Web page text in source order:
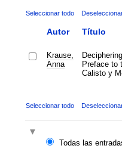
Seleccionar todo
Autor Título
Krause,
Anna
Preface to
Calisto y
Seleccionar todo
Todas las